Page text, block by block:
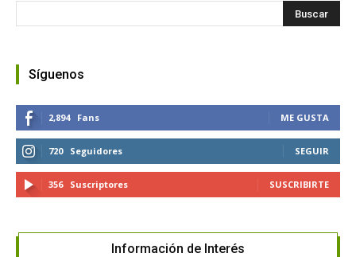
Síguenos
2,894 Fans ME GUSTA
720 Seguidores SEGUIR
356 Suscriptores SUSCRIBIRTE
Información de Interés